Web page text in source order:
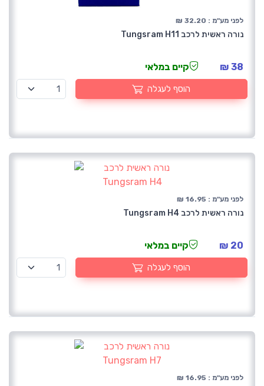
לפני מע"מ : 32.20 ₪
נורה ראשית לרכב Tungsram H11
38 ₪ קיים במלאי
הוסף לעגלה
לפני מע"מ : 16.95 ₪
נורה ראשית לרכב Tungsram H4
20 ₪ קיים במלאי
הוסף לעגלה
לפני מע"מ : 16.95 ₪